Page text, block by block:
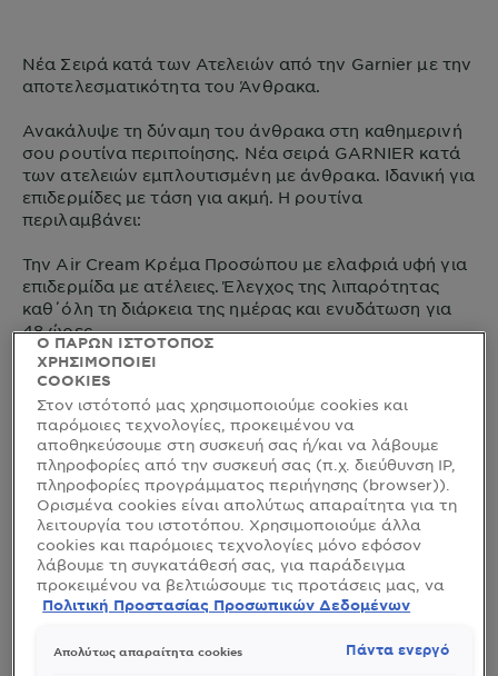
Νέα Σειρά κατά των Ατελειών από την Garnier με την
αποτελεσματικότητα του Άνθρακα.
Ανακάλυψε τη δύναμη του άνθρακα στη καθημερινή
σου ρουτίνα περιποίησης. Νέα σειρά GARNIER κατά
των ατελειών εμπλουτισμένη με άνθρακα. Ιδανική για
επιδερμίδες με τάση για ακμή. Η ρουτίνα
περιλαμβάνει:
Την Air Cream Κρέμα Προσώπου με ελαφριά υφή για
επιδερμίδα με ατέλειες. Έλεγχος της λιπαρότητας
καθ΄όλη τη διάρκεια της ημέρας και ενυδάτωση για
48 ώρες.
Τον 1ο μας Ορό με μαύρο χρώμα, που εμπεριέχει 4%
[ΝΙΑΣΙΝΑΜΙΔΗ+AHA (γλυκολικό
οξύ)+BHA(σαλικυλικό οξύ)] που είναι
εμπλουτισμένος με Άνθρακα.
Το Νέο MICELLAIRE Water με JELLY υφή, με Άνθρακα
και Σαλικυλικό Οξύ, συστατικά γνωστά για τις
αντιοξειδωτικές τους ικανότητες, που βοηθούν στην
μείωση και την εξάλειψη της εμφάνισης των ατελειών
στην επιδερμίδα.
Και συμπληρώνεται με την ήδη γνωστή Υφασμάτινη
Μάσκα Ενυδάτωσης Προσώπου με Ενεργό Άνθρακα,
Εκχύλισμα Μαύρης Άλγης & Υαλουρονικό Οξύ.
Ο ΠΑΡΩΝ ΙΣΤΟΤΟΠΟΣ
ΧΡΗΣΙΜΟΠΟΙΕΙ
COOKIES
Στον ιστότοπό μας χρησιμοποιούμε cookies και
παρόμοιες τεχνολογίες, προκειμένου να
αποθηκεύσουμε στη συσκευή σας ή/και να λάβουμε
πληροφορίες από την συσκευή σας (π.χ. διεύθυνση IP,
πληροφορίες προγράμματος περιήγησης (browser)).
Ορισμένα cookies είναι απολύτως απαραίτητα για τη
λειτουργία του ιστοτόπου. Χρησιμοποιούμε άλλα
cookies και παρόμοιες τεχνολογίες μόνο εφόσον
λάβουμε τη συγκατάθεσή σας, για παράδειγμα
προκειμένου να βελτιώσουμε τις προτάσεις μας, να
αναλύσουμε τη χρήση, να προσαρμόσουμε το
αναγνωρίσουμε τον browser/ τη συσκευή σας για τη
δημιουργία προφίλ με τα ενδιαφέροντά σας και να
Πολιτική Προστασίας Προσωπικών Δεδομένων
Απολύτως απαραίτητα cookies Πάντα ενεργό